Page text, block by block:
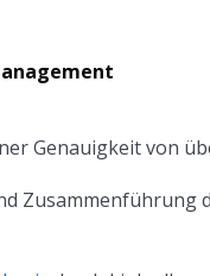
Genauigkeit von
Zusammenführung